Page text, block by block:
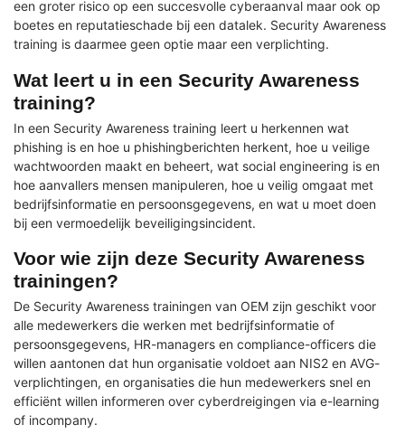
een groter risico op een succesvolle cyberaanval maar ook op
boetes en reputatieschade bij een datalek. Security Awareness
training is daarmee geen optie maar een verplichting.
Wat leert u in een Security Awareness
training?
In een Security Awareness training leert u herkennen wat
phishing is en hoe u phishingberichten herkent, hoe u veilige
wachtwoorden maakt en beheert, wat social engineering is en
hoe aanvallers mensen manipuleren, hoe u veilig omgaat met
bedrijfsinformatie en persoonsgegevens, en wat u moet doen
bij een vermoedelijk beveiligingsincident.
Voor wie zijn deze Security Awareness
trainingen?
De Security Awareness trainingen van OEM zijn geschikt voor
alle medewerkers die werken met bedrijfsinformatie of
persoonsgegevens, HR-managers en compliance-officers die
willen aantonen dat hun organisatie voldoet aan NIS2 en AVG-
verplichtingen, en organisaties die hun medewerkers snel en
efficiënt willen informeren over cyberdreigingen via e-learning
of incompany.